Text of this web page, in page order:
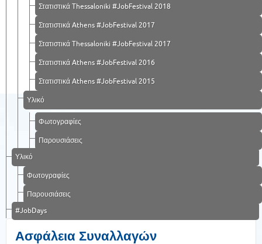
Στατιστικά Thessaloniki #JobFestival 2018
Στατιστικά Athens #JobFestival 2017
Στατιστικά Thessaloniki #JobFestival 2017
Στατιστικά Athens #JobFestival 2016
Στατιστικά Athens #JobFestival 2015
Υλικό
Φωτογραφίες
Παρουσιάσεις
Υλικό
Φωτογραφίες
Παρουσιάσεις
#JobDays
Ασφάλεια Συναλλαγών